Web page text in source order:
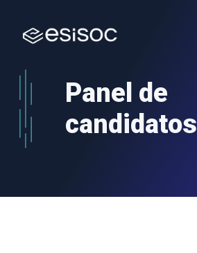
contenido
Panel de
candidatos